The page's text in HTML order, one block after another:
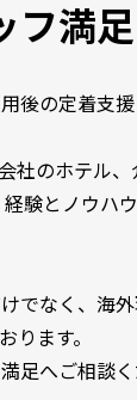
フ満足
後の定着支
社のホテル
験とノウハ
でなく、海
ります。
足へご相談く